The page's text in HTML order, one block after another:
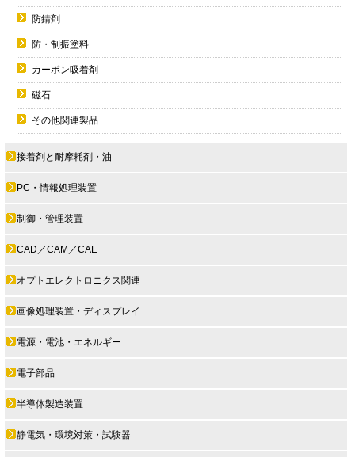
防錆剤
防・制振塗料
カーボン吸着剤
磁石
その他関連製品
接着剤と耐摩耗剤・油
PC・情報処理装置
制御・管理装置
CAD／CAM／CAE
オプトエレクトロニクス関連
画像処理装置・ディスプレイ
電源・電池・エネルギー
電子部品
半導体製造装置
静電気・環境対策・試験器